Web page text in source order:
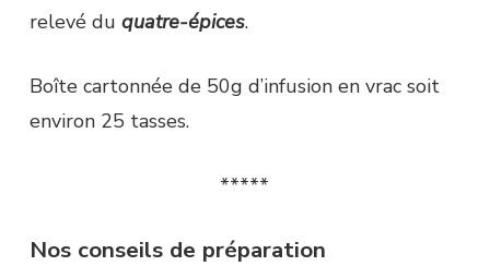
relevé du quatre-épices.
Boîte cartonnée de 50g d’infusion en vrac soit
environ 25 tasses.
*****
Nos conseils de préparation